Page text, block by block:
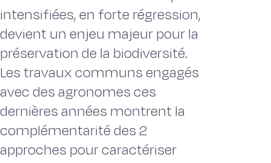
intensifiées, en forte régression,
devient un enjeu majeur pour la
préservation de la biodiversité.
Les travaux communs engagés
avec des agronomes ces
dernières années montrent la
complémentarité des 2
approches pour caractériser